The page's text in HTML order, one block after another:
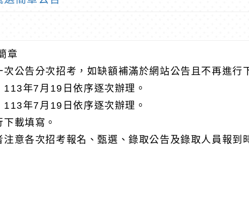
章
公告分次招考，如缺額補滿於網站公告且不再進行
113年7 月 19 日依序逐次辦理。
113年7 月 19 日依序逐次辦理。
載填寫。
意各次招考報名、甄選、錄取公告及錄取人員報到